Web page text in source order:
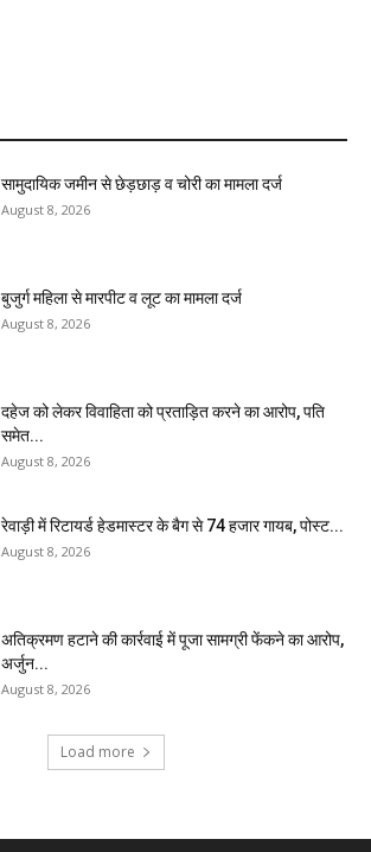
सामुदायिक जमीन से छेड़छाड़ व चोरी का मामला दर्ज
August 8, 2026
बुजुर्ग महिला से मारपीट व लूट का मामला दर्ज
August 8, 2026
दहेज को लेकर विवाहिता को प्रताड़ित करने का आरोप, पति
समेत...
August 8, 2026
रेवाड़ी में रिटायर्ड हेडमास्टर के बैग से ₹74 हजार गायब, पोस्ट...
August 8, 2026
अतिक्रमण हटाने की कार्रवाई में पूजा सामग्री फेंकने का आरोप,
अर्जुन...
August 8, 2026
Load more